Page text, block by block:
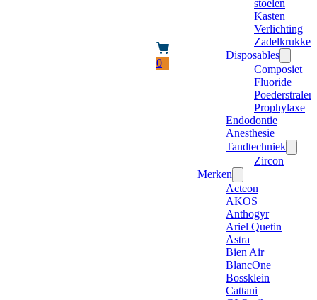
0
stoelen
Kasten
Verlichting
Zadelkrukken
Disposables
Composiet
Fluoride
Poederstraler
Prophylaxe
Endodontie
Anesthesie
Tandtechniek
Zircon
Merken
Acteon
AKOS
Anthogyr
Ariel Quetin
Astra
Bien Air
BlancOne
Bossklein
Cattani